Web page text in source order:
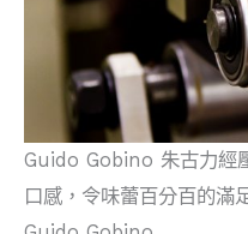
Guido Gobino 朱古力經
口感，令味蕾百分百的滿